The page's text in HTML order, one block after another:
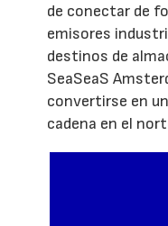
de conectar de
emisores
destinos de
SeaSeaS
convertirse en
cadena en el